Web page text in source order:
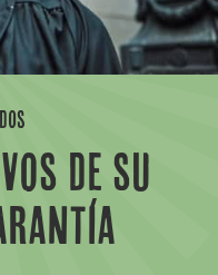
DE SU